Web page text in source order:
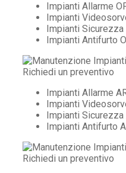
Impianti Allarme
Impianti
Impianti Sicurezza
Impianti Antifurto
Impianti Allarme
Impianti
Impianti Sicurezza
Impianti Antifurto